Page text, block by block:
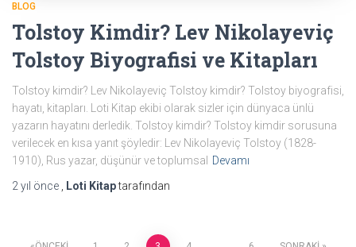
BLOG
Tolstoy Kimdir? Lev Nikolayeviç
Tolstoy Biyografisi ve Kitapları
Tolstoy kimdir? Lev Nikolayeviç Tolstoy kimdir? Tolstoy biyografisi,
hayatı, kitapları. Loti Kitap ekibi olarak sizler için dünyaca ünlü
yazarın hayatını derledik. Tolstoy kimdir? Tolstoy kimdir sorusuna
verilecek en kısa yanıt şöyledir: Lev Nikolayeviç Tolstoy (1828-
1910), Rus yazar, düşünür ve toplumsal Devamı
2 yıl önce Loti Kitaptarafından